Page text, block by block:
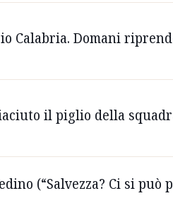
Calabria. Domani
il piglio della
(“Salvezza? Ci si può